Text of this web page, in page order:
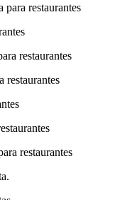
restaurantes
restaurantes
restaurantes
restaurantes